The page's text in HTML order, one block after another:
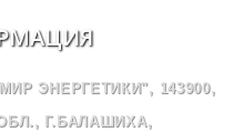
ЭНЕРГЕТИКИ", 143900,
Г.БАЛАШИХА,